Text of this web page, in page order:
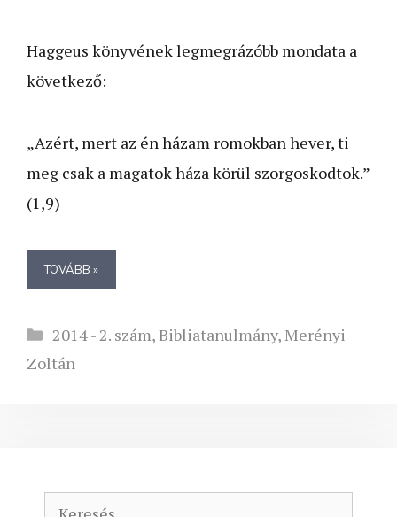
Haggeus könyvének legmegrázóbb mondata a
következő:
„Azért, mert az én házam romokban hever, ti
meg csak a magatok háza körül szorgoskodtok.”
(1,9)
TOVÁBB »
Kategória
2014 - 2. szám,Bibliatanulmány, Merényi
Zoltán
Keresés: